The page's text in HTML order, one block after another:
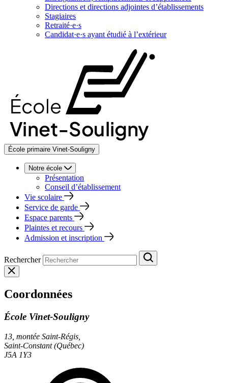
Directions et directions adjointes d’établissements
Stagiaires
Retraité·e·s
Candidat·e·s ayant étudié à l’extérieur
École primaire Vinet-Souligny
Notre école
Présentation
Conseil d’établissement
Vie scolaire
Service de garde
Espace parents
Plaintes et recours
Admission et inscription
Rechercher
Coordonnées
École Vinet-Souligny
13, montée Saint-Régis,
Saint-Constant (Québec)
J5A 1Y3